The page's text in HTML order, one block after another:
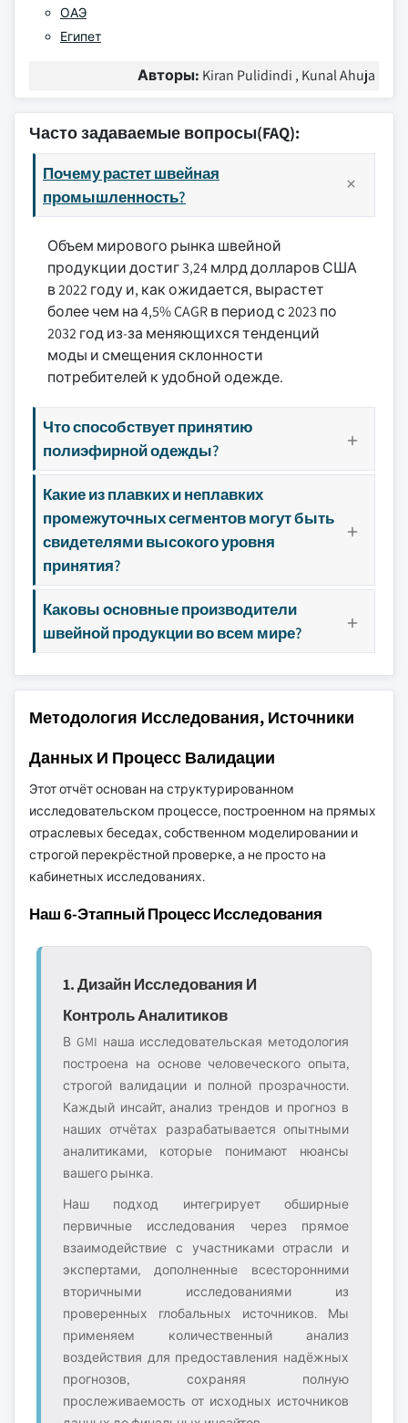
ОАЭ
Египет
Авторы: Kiran Pulidindi , Kunal Ahuja
Часто задаваемые вопросы(FAQ):
Почему растет швейная
промышленность?
Объем мирового рынка швейной
продукции достиг 3,24 млрд долларов США
в 2022 году и, как ожидается, вырастет
более чем на 4,5% CAGR в период с 2023 по
2032 год из-за меняющихся тенденций
моды и смещения склонности
потребителей к удобной одежде.
Что способствует принятию
полиэфирной одежды?
Какие из плавких и неплавких
промежуточных сегментов могут быть
свидетелями высокого уровня
принятия?
Каковы основные производители
швейной продукции во всем мире?
Методология Исследования, Источники
Данных И Процесс Валидации
Этот отчёт основан на структурированном
исследовательском процессе, построенном на прямых
отраслевых беседах, собственном моделировании и
строгой перекрёстной проверке, а не просто на
кабинетных исследованиях.
Наш 6-Этапный Процесс Исследования
1. Дизайн Исследования И
Контроль Аналитиков
В GMI наша исследовательская методология
построена на основе человеческого опыта,
строгой валидации и полной прозрачности.
Каждый инсайт, анализ трендов и прогноз в
наших отчётах разрабатывается опытными
аналитиками, которые понимают нюансы
вашего рынка.
Наш подход интегрирует обширные
первичные исследования через прямое
взаимодействие с участниками отрасли и
экспертами, дополненные всесторонними
вторичными исследованиями из
проверенных глобальных источников. Мы
применяем количественный анализ
воздействия для предоставления надёжных
прогнозов, сохраняя полную
прослеживаемость от исходных источников